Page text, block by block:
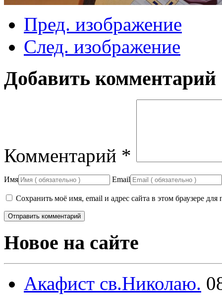
Пред. изображение
След. изображение
Добавить комментарий
Комментарий *
Имя Email
Сохранить моё имя, email и адрес сайта в этом браузере
Новое на сайте
Акафист св.Николаю.